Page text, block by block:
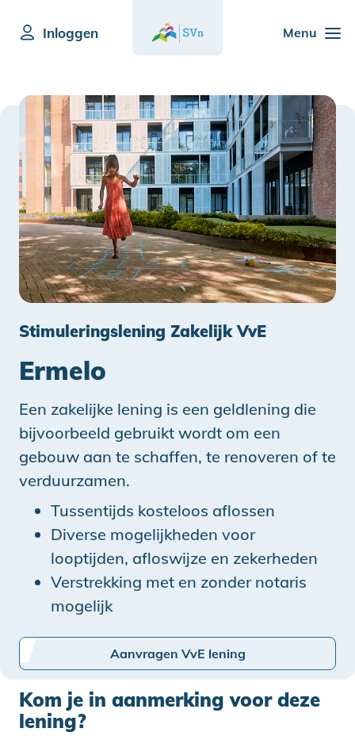
Menu
Inloggen
Stimuleringslening Zakelijk VvE
Ermelo
Een zakelijke lening is een geldlening die
bijvoorbeeld gebruikt wordt om een
gebouw aan te schaffen, te renoveren of te
verduurzamen.
Tussentijds kosteloos aflossen
Diverse mogelijkheden voor
looptijden, afloswijze en zekerheden
Verstrekking met en zonder notaris
mogelijk
Aanvragen VvE lening
Kom je in aanmerking voor deze
lening?